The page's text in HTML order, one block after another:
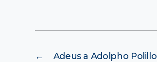
← Adeus a Adolpho Polillo